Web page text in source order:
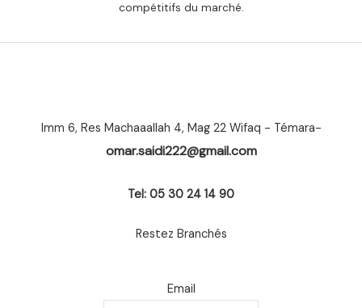
compétitifs du marché.
Imm 6, Res Machaaallah 4, Mag 22 Wifaq - Témara-
omar.saidi222@gmail.com
Tel: 05 30 24 14 90
Restez Branchés
Email